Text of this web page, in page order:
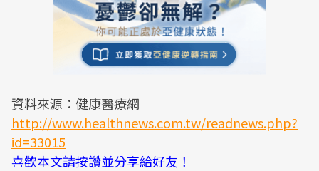
資料來源：健康醫療網
http://www.healthnews.com.tw/readnews.php?
id=33015
喜歡本文請按讚並分享給好友！